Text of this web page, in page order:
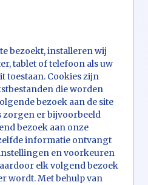
bezoekt, installeren wij
tablet of telefoon als uw
toestaan. Cookies zijn
die worden
bezoek aan de site
zorgen er bijvoorbeeld
bezoek aan onze
informatie ontvangt
en voorkeuren
elk volgend bezoek
wordt. Met behulp van